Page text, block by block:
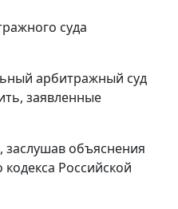
суда
арбитражный суд
заявленные
заслушав объяснения
Российской